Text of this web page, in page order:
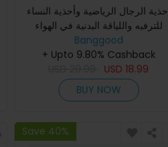
أحذية الرجال الرياضية وأحذية النساء
للترفيه واللياقة البدنية في الهواء
الطلق والشاطئ والسباحة وتدريب
الرياضة
Banggood
+ Upto 9.80% Cashback
USD18.99
BUY NOW
Save 40%